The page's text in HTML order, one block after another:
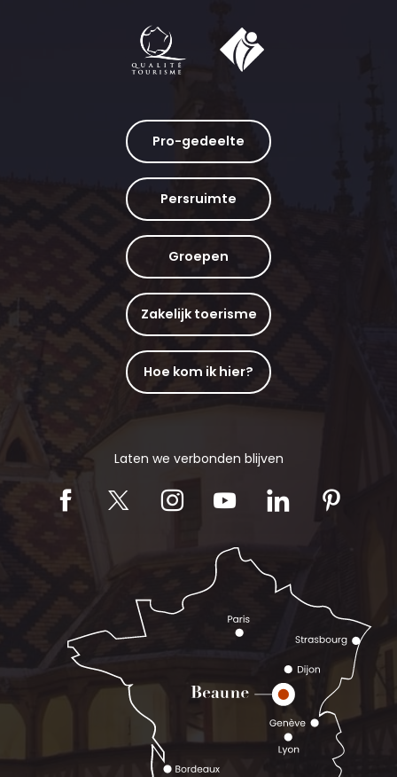
Pro-gedeelte
Persruimte
Groepen
Zakelijk toerisme
Hoe kom ik hier?
Laten we verbonden blijven